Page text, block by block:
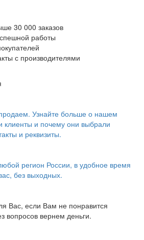
30 000 заказов
работы
с производителями
Узнайте больше о нашем
клиенты и почему они выбрали
и реквизиты.
регион России, в удобное время
без выходных.
Вас, если Вам не понравится
вопросов вернем деньги.